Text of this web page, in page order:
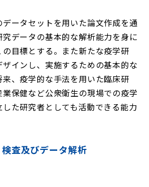
データセットを用いた論文作成を通
データの基本的な解析能力を身に
目標とする。また新たな疫学研
インし、実施するための基本的な
、疫学的な手法を用いた臨床研
保健など公衆衛生の現場での疫学
た研究者としても活動できる能力
査及びデータ解析